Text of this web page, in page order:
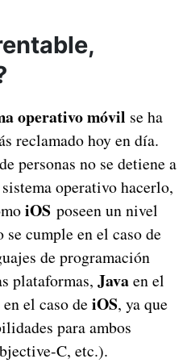
operativo móvil se ha
reclamado hoy en día.
personas no se detiene a
operativo hacerlo,
iOS poseen un nivel
cumple en el caso de
de programación
plataformas, Javaen el
en el caso de iOS, ya que
para ambos
C, etc.).